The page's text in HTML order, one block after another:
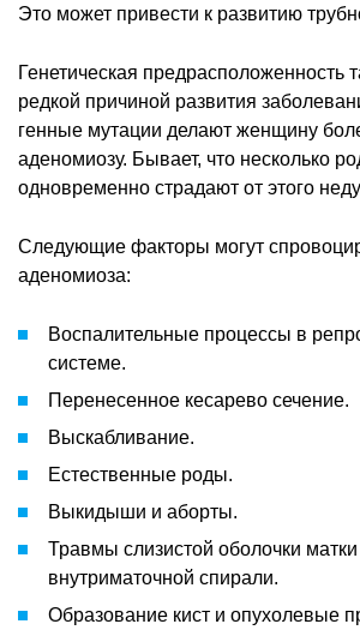
Это может привести к развитию
Генетическая предрасположенность
редкой причиной развития
генные мутации делают женщину
аденомиозу. Бывает, что несколько
одновременно страдают от этого
Следующие факторы могут
аденомиоза:
Воспалительные процессы в
системе.
Перенесенное кесарево сечение.
Выскабливание.
Естественные роды.
Выкидыши и аборты.
Травмы слизистой оболочки
внутриматочной спирали.
Образование кист и опухолевые